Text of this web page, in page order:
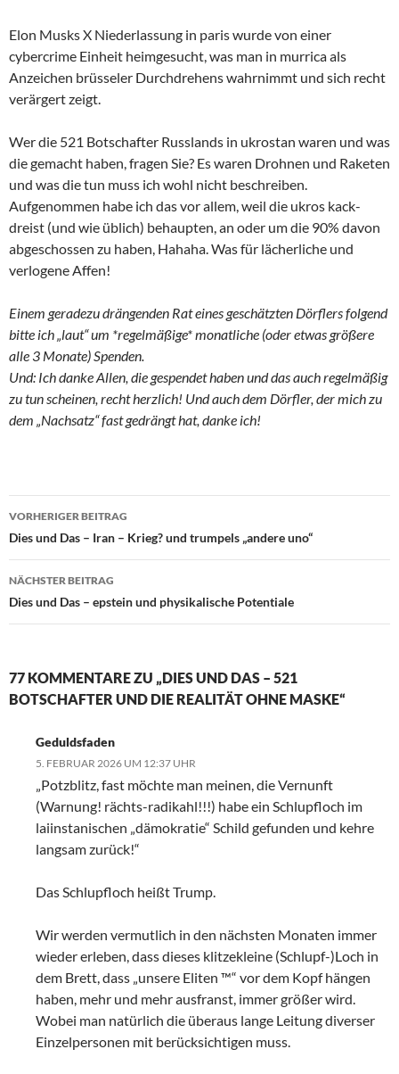
Elon Musks X Niederlassung in paris wurde von einer
cybercrime Einheit heimgesucht, was man in murrica als
Anzeichen brüsseler Durchdrehens wahrnimmt und sich recht
verärgert zeigt.
Wer die 521 Botschafter Russlands in ukrostan waren und was
die gemacht haben, fragen Sie? Es waren Drohnen und Raketen
und was die tun muss ich wohl nicht beschreiben.
Aufgenommen habe ich das vor allem, weil die ukros kack-
dreist (und wie üblich) behaupten, an oder um die 90% davon
abgeschossen zu haben, Hahaha. Was für lächerliche und
verlogene Affen!
Einem geradezu drängenden Rat eines geschätzten Dörflers folgend
bitte ich „laut“ um *regelmäßige* monatliche (oder etwas größere
alle 3 Monate) Spenden.
Und: Ich danke Allen, die gespendet haben und das auch regelmäßig
zu tun scheinen, recht herzlich! Und auch dem Dörfler, der mich zu
dem „Nachsatz“ fast gedrängt hat, danke ich!
Beitragsnavigation
VORHERIGER BEITRAG
Dies und Das – Iran – Krieg? und trumpels „andere uno“
NÄCHSTER BEITRAG
Dies und Das – epstein und physikalische Potentiale
77 KOMMENTARE ZU „DIES UND DAS – 521
BOTSCHAFTER UND DIE REALITÄT OHNE MASKE“
Geduldsfaden
5. FEBRUAR 2026 UM 12:37 UHR
„Potzblitz, fast möchte man meinen, die Vernunft
(Warnung! rächts-radikahl!!!) habe ein Schlupfloch im
laiinstanischen „dämokratie“ Schild gefunden und kehre
langsam zurück!“
Das Schlupfloch heißt Trump.
Wir werden vermutlich in den nächsten Monaten immer
wieder erleben, dass dieses klitzekleine (Schlupf-)Loch in
dem Brett, dass „unsere Eliten ™“ vor dem Kopf hängen
haben, mehr und mehr ausfranst, immer größer wird.
Wobei man natürlich die überaus lange Leitung diverser
Einzelpersonen mit berücksichtigen muss.